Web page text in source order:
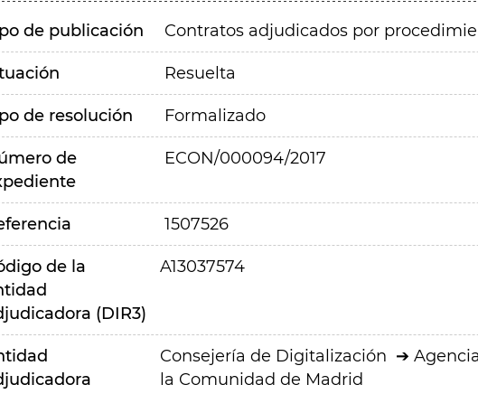
de publicación Contratos adjudicados por
Resuelta
de resolución Formalizado
de
ECON/000094/2017
1507526
de la
(DIR3)
A13037574
Consejería de Digitalización
la Comunidad de Madrid